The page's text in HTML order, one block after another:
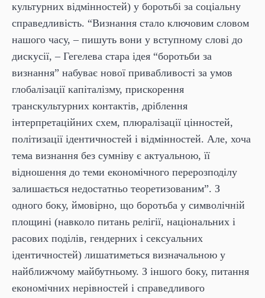
культурних відмінностей) у боротьбі за соціальну
справедливість. “Визнання стало ключовим словом
нашого часу, – пишуть вони у вступному слові до
дискусії, – Гегелева стара ідея “боротьби за
визнання” набуває нової привабливості за умов
глобалізації капіталізму, прискорення
транскультурних контактів, дріблення
інтерпретаційних схем, плюралізації цінностей,
політизації ідентичностей і відмінностей. Але, хоча
тема визнання без сумніву є актуальною, її
відношення до теми економічного перерозподілу
залишається недостатньо теоретизованим”. З
одного боку, ймовірно, що боротьба у символічній
площині (навколо питань релігії, національних і
расових поділів, гендерних і сексуальних
ідентичностей) лишатиметься визначальною у
найближчому майбутньому. З іншого боку, питання
економічних нерівностей і справедливого